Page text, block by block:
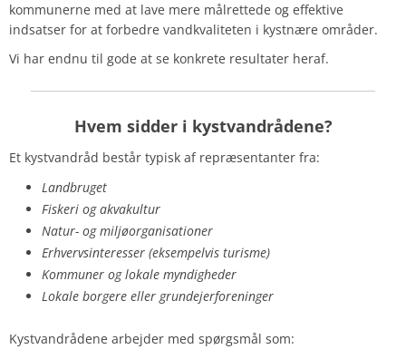
kommunerne med at lave mere målrettede og effektive
indsatser for at forbedre vandkvaliteten i kystnære områder.
Vi har endnu til gode at se konkrete resultater heraf.
Hvem sidder i kystvandrådene?
Et kystvandråd består typisk af repræsentanter fra:
Landbruget
Fiskeri og akvakultur
Natur- og miljøorganisationer
Erhvervsinteresser (eksempelvis turisme)
Kommuner og lokale myndigheder
Lokale borgere eller grundejerforeninger
Kystvandrådene arbejder med spørgsmål som: